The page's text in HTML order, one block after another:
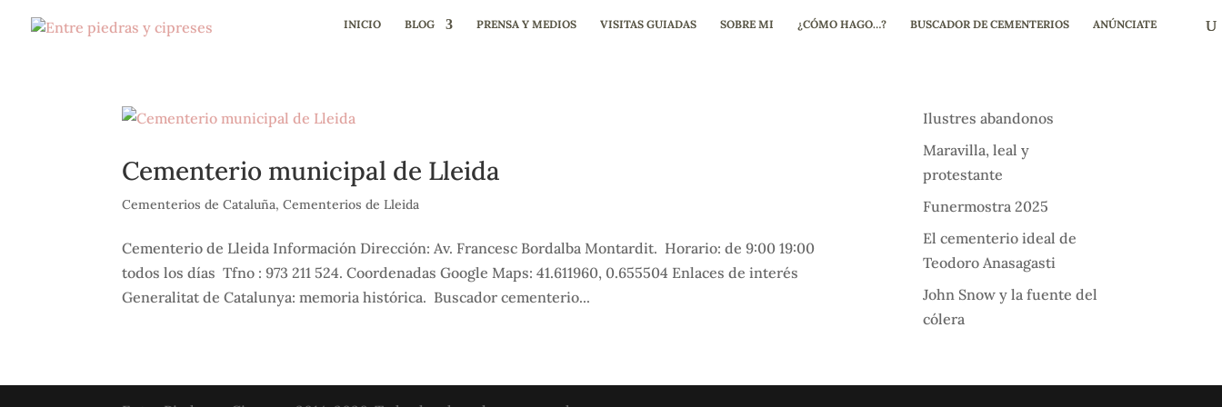
INICIO BLOG PRENSA Y MEDIOS VISITAS GUIADAS SOBRE MI ¿CÓMO HAGO…? BUSCADOR DE CEMENTERIOS ANÚNCIATE
Cementerio municipal de Lleida
Cementerios de Cataluña,Cementerios de Lleida
Cementerio de Lleida Información Dirección: Av. Francesc Bordalba Montardit. Horario: de 9:00 19:00
todos los días Tfno : 973 211 524. Coordenadas Google Maps: 41.611960, 0.655504 Enlaces de interés
Generalitat de Catalunya: memoria histórica. Buscador cementerio...
Ilustres abandonos
Maravilla, leal y
protestante
Funermostra 2025
El cementerio ideal de
Teodoro Anasagasti
John Snow y la fuente del
cólera